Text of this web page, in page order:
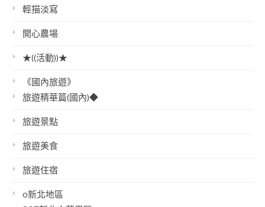
輕描淡寫
開心農場
★((活動))★
《國內旅遊》
旅遊精華篇(國內)◆
旅遊景點
旅遊美食
旅遊住宿
o新北地區